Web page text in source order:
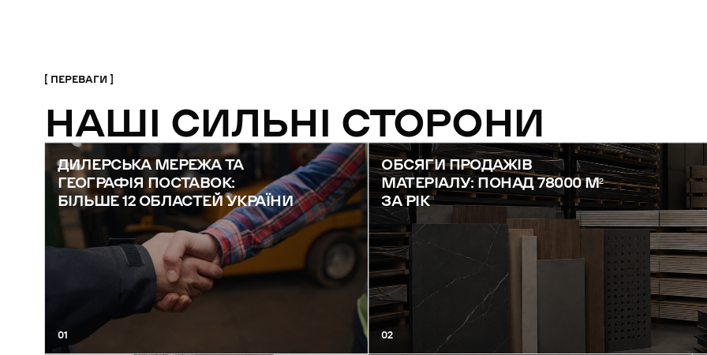
ПЕРЕВАГИ
НАШІ СИЛЬНІ СТОРОНИ
ДИЛЕРСЬКА МЕРЕЖА ТА
ГЕОГРАФІЯ ПОСТАВОК:
БІЛЬШЕ 12 ОБЛАСТЕЙ УКРАЇНИ
01
ОБСЯГИ ПРОДАЖІВ
МАТЕРІАЛУ: ПОНАД 78000 М²
ЗА РІК
02